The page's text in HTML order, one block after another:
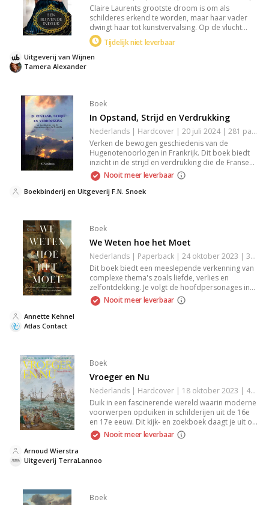
Claire Laurents grootste droom is om als
schilderes erkend te worden, maar haar vader
dwingt haar tot kunstvervalsing. Op de vlucht
ontmoet ze Sutton Monroe, een advocaat. Terwijl
Claire zich een weg baant in de hogere kringen
van Nashville, balanceert ze haar ambitie met het
Tijdelijk niet leverbaar
Tamera Alexander
Uitgeverij van Wijnen
Boek
In Opstand, Strijd en Verdrukking
Nederlands | Hardcover | 20 juli 2024 | 281 pagina's | 9789491272592
Verken de bewogen geschiedenis van de
Hugenotenoorlogen in Frankrijk. Dit boek biedt
inzicht in de strijd en verdrukking die de Franse
religieuze oorlogen kenmerkten. Een diepgaand
relaas over geloofsconflicten en politieke intriges,
ideaal voor liefhebbers van historische
Nooit meer leverbaar
Boekbinderij en Uitgeverij F.N. Snoek
Boek
We Weten hoe het Moet
Nederlands | Paperback | 24 oktober 2023 | 312 pagina's | 9789045049199
Dit boek biedt een meeslepende verkenning van
complexe thema's zoals liefde, verlies en
zelfontdekking. Je volgt de hoofdpersonages in
hun zoektocht naar betekenis en verbondenheid,
terwijl ze worden geconfronteerd met de
Nooit meer leverbaar
Atlas Contact
Annette Kehnel
Boek
Vroeger en Nu
Nederlands | Hardcover | 18 oktober 2023 | 42 pagina's | 9789401495387
Duik in een fascinerende wereld waarin moderne
voorwerpen opduiken in schilderijen uit de 16e
en 17e eeuw. Dit kijk- en zoekboek daagt je uit om
smartphones, vliegers, en ijsjes te vinden in
historische scènes, terwijl je ontdekt hoe mensen
kinderen en geschiedenisfans.
Nooit meer leverbaar
Uitgeverij TerraLannoo
Arnoud Wierstra
Boek